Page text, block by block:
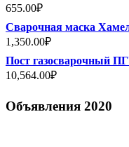
655.00₽
Сварочная маска
1,350.00₽
Пост газосварочный
10,564.00₽
Объявления 2020